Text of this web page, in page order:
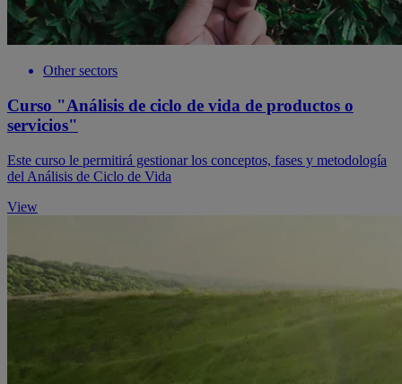
Other sectors
Curso "Análisis de ciclo de vida de productos o
servicios"
Este curso le permitirá gestionar los conceptos, fases y metodología
del Análisis de Ciclo de Vida
View